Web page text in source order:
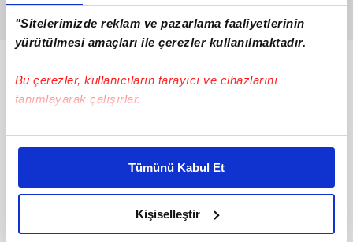
"Sitelerimizde reklam ve pazarlama faaliyetlerinin
yürütülmesi amaçları ile çerezler kullanılmaktadır.
Bu çerezler, kullanıcıların tarayıcı ve cihazlarını
tanımlayarak çalışırlar.
Bu çerezlere izin vermeniz halinde sizlere özel
daha iyi reklam deneyimi yaşatabiliriz. Bunu yaparken
amacımızın size daha iyi bir reklam deneyimi sunmak
olduğunu ve sizlere en iyi içerikleri sunabilmek adına
elimizden gelen çabayı gösterdiğimizi ve bu noktada,
Tümünü Kabul Et
Kişiselleştir
Bunlar da Var